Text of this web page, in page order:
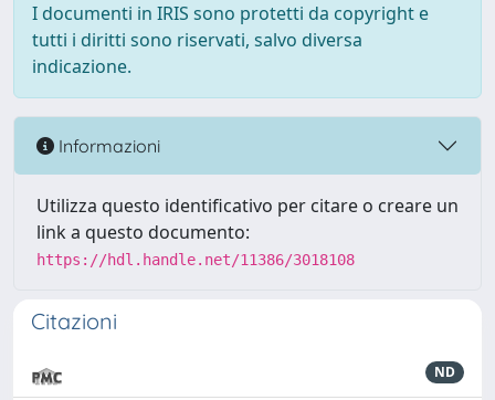
I documenti in IRIS sono protetti da copyright e
tutti i diritti sono riservati, salvo diversa
indicazione.
Informazioni
Utilizza questo identificativo per citare o creare un
link a questo documento:
https://hdl.handle.net/11386/3018108
Citazioni
ND